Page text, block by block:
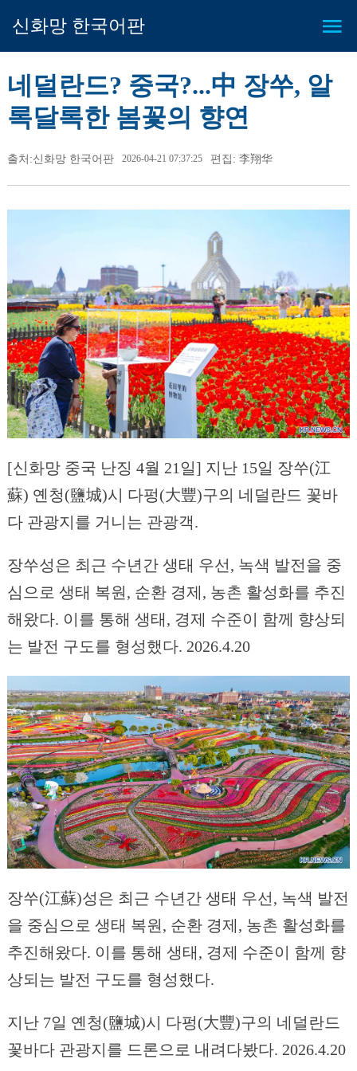
신화망 한국어판
네덜란드? 중국?...中 장쑤, 알
록달록한 봄꽃의 향연
출처:신화망 한국어판 2026-04-21 07:37:25 편집: 李翔华
[신화망 중국 난징 4월 21일] 지난 15일 장쑤(江
蘇) 옌청(鹽城)시 다펑(大豐)구의 네덜란드 꽃바
다 관광지를 거니는 관광객.
장쑤성은 최근 수년간 생태 우선, 녹색 발전을 중
심으로 생태 복원, 순환 경제, 농촌 활성화를 추진
해왔다. 이를 통해 생태, 경제 수준이 함께 향상되
는 발전 구도를 형성했다. 2026.4.20
장쑤(江蘇)성은 최근 수년간 생태 우선, 녹색 발전
을 중심으로 생태 복원, 순환 경제, 농촌 활성화를
추진해왔다. 이를 통해 생태, 경제 수준이 함께 향
상되는 발전 구도를 형성했다.
지난 7일 옌청(鹽城)시 다펑(大豐)구의 네덜란드
꽃바다 관광지를 드론으로 내려다봤다. 2026.4.20